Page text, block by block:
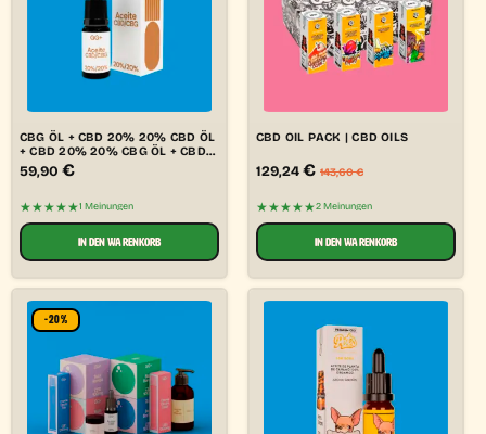
CBG ÖL + CBD 20% 20% CBD ÖL
+ CBD 20% 20% CBG ÖL + CBD
20% CBD ÖL
59,90 €
★★★★★1 Meinungen
IN DEN WARENKORB
CBD OIL PACK | CBD OILS
129,24€ 143,60€
★★★★★2 Meinungen
IN DEN WARENKORB
-20%